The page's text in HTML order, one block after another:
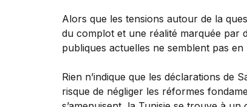
Alors que les tensions autour de la
du complot et une réalité marquée par
publiques actuelles ne semblent pas en
Rien n’indique que les déclarations de
risque de négliger les réformes